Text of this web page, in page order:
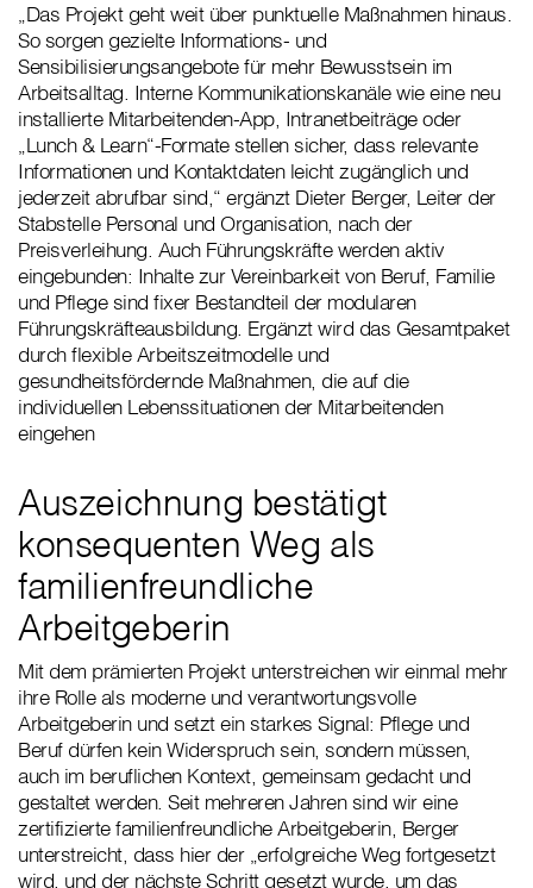
„Das Projekt geht weit über punktuelle Maßnahmen hinaus.
So sorgen gezielte Informations- und
Sensibilisierungsangebote für mehr Bewusstsein im
Arbeitsalltag. Interne Kommunikationskanäle wie eine neu
installierte Mitarbeitenden-App, Intranetbeiträge oder
„Lunch & Learn“-Formate stellen sicher, dass relevante
Informationen und Kontaktdaten leicht zugänglich und
jederzeit abrufbar sind,“ ergänzt Dieter Berger, Leiter der
Stabstelle Personal und Organisation, nach der
Preisverleihung. Auch Führungskräfte werden aktiv
eingebunden: Inhalte zur Vereinbarkeit von Beruf, Familie
und Pflege sind fixer Bestandteil der modularen
Führungskräfteausbildung. Ergänzt wird das Gesamtpaket
durch flexible Arbeitszeitmodelle und
gesundheitsfördernde Maßnahmen, die auf die
individuellen Lebenssituationen der Mitarbeitenden
eingehen
Auszeichnung bestätigt
konsequenten Weg als
familienfreundliche
Arbeitgeberin
Mit dem prämierten Projekt unterstreichen wir einmal mehr
ihre Rolle als moderne und verantwortungsvolle
Arbeitgeberin und setzt ein starkes Signal: Pflege und
Beruf dürfen kein Widerspruch sein, sondern müssen,
auch im beruflichen Kontext, gemeinsam gedacht und
gestaltet werden. Seit mehreren Jahren sind wir eine
zertifizierte familienfreundliche Arbeitgeberin, Berger
unterstreicht, dass hier der „erfolgreiche Weg fortgesetzt
wird, und der nächste Schritt gesetzt wurde, um das